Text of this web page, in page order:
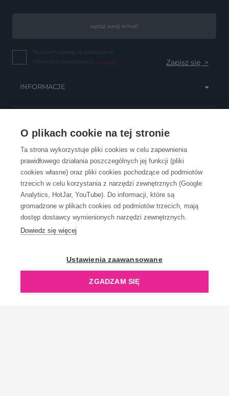
O plikach cookie na tej stronie
Ta strona wykorzystuje pliki cookies w celu zapewnienia
prawidłowego działania poszczególnych jej funkcji (pliki
cookies własne) oraz pliki cookies pochodzące od podmiotów
trzecich w celu korzystania z narzędzi zewnętrznych (Google
Analytics, HotJar, YouTube). Do informacji, które są
gromadzone w plikach cookies od podmiotów trzecich, mają
dostęp dostawcy wymienionych narzędzi zewnętrznych.
Dowiedz się więcej
Ustawienia zaawansowane
ZGADZAM SIĘ
Wyrażam zgodę na przesyłanie
informacji handlowych... (więcej)
INFORMACJE
OBSŁUGA KLIENTA
KONTAKT
OpenGift jest częścią ReflectGroup.